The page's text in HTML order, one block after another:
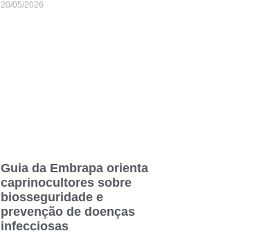
20/05/2026
Guia da Embrapa orienta
caprinocultores sobre
biosseguridade e
prevenção de doenças
infecciosas